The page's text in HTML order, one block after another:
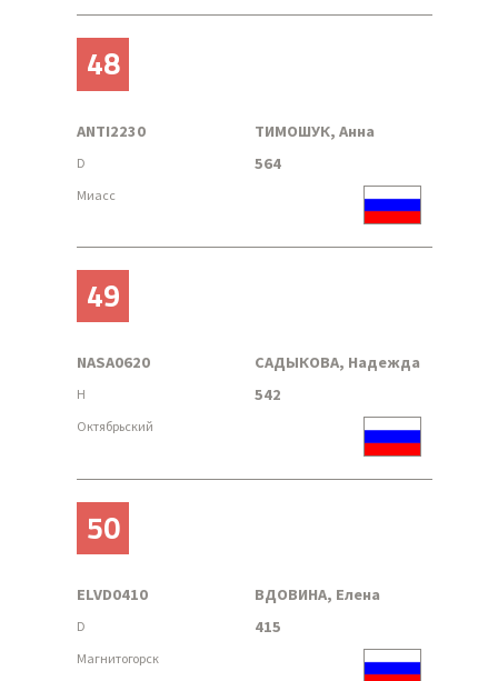
48
ANTI2230 ТИМОШУК, Анна
D 564
Миасс
49
NASA0620 САДЫКОВА, Надежда
H 542
Октябрьский
50
ELVD0410 ВДОВИНА, Елена
D 415
Магнитогорск